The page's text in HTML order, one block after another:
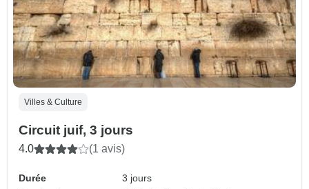
Villes & Culture
Circuit juif, 3 jours
4.0 (1 avis)
Durée
3 jours